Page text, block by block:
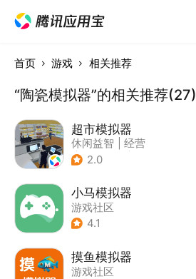
首页 游戏 相关推荐
“陶瓷模拟器”的相关推荐(27)
超市模拟器
休闲益智
经营
| 文字游戏
2.0
小马模拟器
游戏社区
4.1
摸鱼模拟器
游戏社区